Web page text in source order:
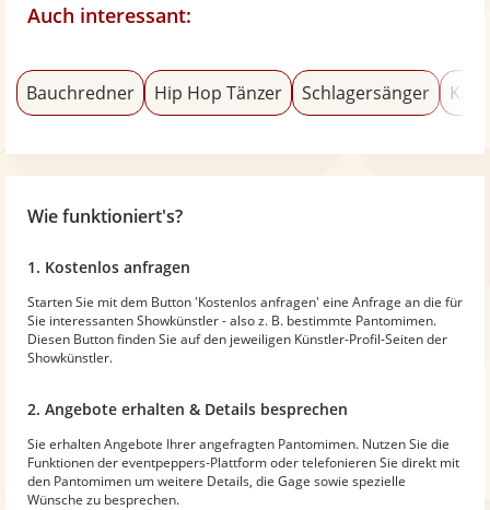
Auch interessant:
Bauchredner Hip Hop Tänzer Schlagersänger
Wie funktioniert's?
1. Kostenlos anfragen
Starten Sie mit dem Button 'Kostenlos anfragen' eine Anfrage an die für
Sie interessanten Showkünstler - also z. B. bestimmte Pantomimen.
Diesen Button finden Sie auf den jeweiligen Künstler-Profil-Seiten der
Showkünstler.
2. Angebote erhalten & Details besprechen
Sie erhalten Angebote Ihrer angefragten Pantomimen. Nutzen Sie die
Funktionen der eventpeppers-Plattform oder telefonieren Sie direkt mit
den Pantomimen um weitere Details, die Gage sowie spezielle
Wünsche zu besprechen.